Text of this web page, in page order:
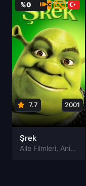
%0
7.7 2001
Şrek
Aile Filmleri, Animasyon Filmleri